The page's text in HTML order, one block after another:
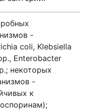
-
coli, Klebsiella
Enterobacter
некоторых
-
к